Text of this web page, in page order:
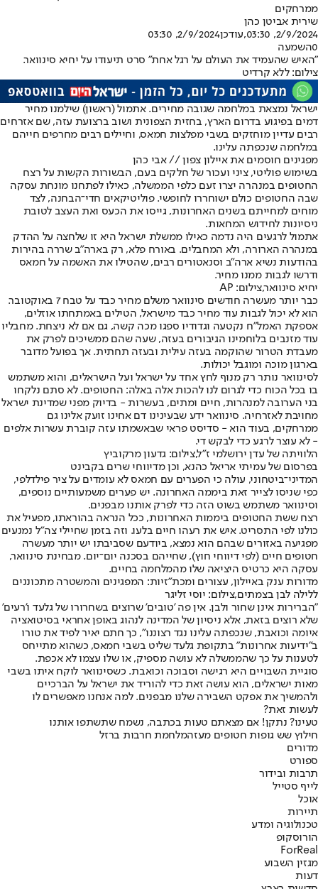
ממרחקים
שירית אביטן כהן
2/9/2024, 03:30
,עודכן2/9/2024, 03:30
0השמעה
"האיש שהעמיד את העולם על רגל אחת" סרט תיעודו על יחיא סינוואר.
צילום: ללא קרדיט
ישראל נמצאת במלחמה שגובה מחירים. אתמול (ראשון) שילמנו מחיר
דמים בפיגוע בדרום הארץ, בחזית הצפונית ושוב ברצועת עזה, שם אזרחים
רבים עדיין מוחזקים בשבי מפלצות חמאס, וחיילים רבים מחרפים חייהם
במלחמה שנכפתה עלינו.
מפגינים חוסמים את איילון צפון // אבי כהן
בשימוש פוליטי, ציני ועכור של חלקים בעם, הבשורות הקשות על רצח
החטופים במנהרה יצרו זעם כלפי הממשלה, כאילו לפתחנו מונחת עסקה
שבה החטופים כולם ישוחררו לחופשי. פוליטיקאים חדי־הבחנה, לצד
מוחים למחייתם בשנים האחרונות, גייסו את הכעס ואת העצב לטובת
ניסיונות לחידוש המחאות.
אתמול לרגעים היה נדמה כאילו ממשלת ישראל היא זו שלחצה על ההדק
במנהרה הארורה, ולא המחבלים. באורח פלא, רק בארה"ב שררה בהירות
בהודעות נשיא ארה"ב וסנאטורים רבים, שהטילו את האשמה על חמאס
ודרשו לגבות ממנו מחיר.
יחיא סינוואר,צילום: AP
כבר יותר מעשרה חודשים סינוואר משלם מחיר כבד על טבח 7 באוקטובר.
הוא לא יכול לגבות עוד מחיר כבד מישראל, הטילים באמתחתו אוזלים,
אספקת האמל"ח נקטעה וגדודיו ספגו מכה קשה, גם אם לא ניצחת. מחבליו
עוד מזנבים בלוחמינו הגיבורים בעזה, שעה שהם ממשיכים לפרק את
מעבדת הטרור שהוקמה בעזה עילית ובעזה תחתית. אך בפועל מדובר
בארגון מוכה ומוגבל יכולות.
לסינוואר נותר רק מנוף לחץ אחד על ישראל ועל הישראלים, והוא משתמש
בו בכל הכוח כדי לגרום לנו להכות אלה באלה: החטופים. לא סתם נלקחו
בני הערובה למנהרות, חיים ומתים, בעשרות - בדיוק מפני שמדינת ישראל
מחויבת לאזרחיה. סינוואר ידע שבעינינו דם אחינו זועק אלינו גם
ממרחקים, בעוד הוא - סדיסט פראי שבאשמתו עזה קוברת עשרות אלפים
- לא עוצר לרגע כדי לבקש די.
הלוויתה של עדן ירושלמי ז"ל,צילום: גדעון מרקוביץ
בפרסום של עמיתי אריאל כהנא, וכן מדיווחי שרים בקבינט
המדיני־ביטחוני, עולה כי הפערים עם חמאס לא עומדים על ציר פילדלפי,
כפי שניסו לצייר זאת ביממה האחרונה. יש פערים משמעותיים נוספים,
וסינוואר משתמש בשוט הזה כדי לפרק אותנו מבפנים.
רצח ששת החטופים ביממות האחרונות, ככל הנראה בהוראתו, מפעיל את
כולנו לפי התסריט. איש את רעהו חיים בלעו. וזה בזמן שחיילי צה"ל נמנעים
מפגיעה באזורים שבהם הוא נמצא, ביודעם שסביבתו יש יותר מעשרה
חטופים חיים (לפי דיווחי חוץ), שחייהם בסכנה יום־יום. מבחינת סינוואר,
עסקה היא כרטיס היציאה שלו מהמלחמה בחיים.
מדורות ענק באיילון, עצורים ומכת"זיות: המפגינים והמשטרה מתכוננים
ללילה לבן בצמתים,צילום: יוסי זליגר
"הברירות אינן שחור ולבן. אין פה 'טובים' שרוצים בשחרורו של גלעד ו'רעים'
שלא רוצים בזאת, אלא ניסיון של המדינה לנהוג באופן אחראי בסיטואציה
איומה וכואבת, שנכפתה עלינו נגד רצוננו", כך חתם יאיר לפיד את טורו
ב"ידיעות אחרונות" בתקופת גלעד שליט בשבי חמאס, כשהוא מתייחס
לטענות על כך שהממשלה לא עושה מספיק, או שלו עצמו לא אכפת.
סוגיית השבויים היא רגישה וסבוכה וכואבת. כשסינוואר לוקח איתו בשבי
מאות ישראלים, הוא עושה זאת כדי להוריד את ישראל על הברכיים
ולהמשיך את אפקט השבירה שלנו מבפנים. למה אנחנו מאפשרים לו
לעשות זאת?
טעינו? נתקן! אם מצאתם טעות בכתבה, נשמח שתשתפו אותנו
חילוץ שש גופות חטופים מעזהמלחמת חרבות ברזל
מדורים
ספורט
תרבות ובידור
לייף סטייל
אוכל
תיירות
טכנולוגיה ומדע
הורוסקופ
ForReal
מגזין השבוע
דעות